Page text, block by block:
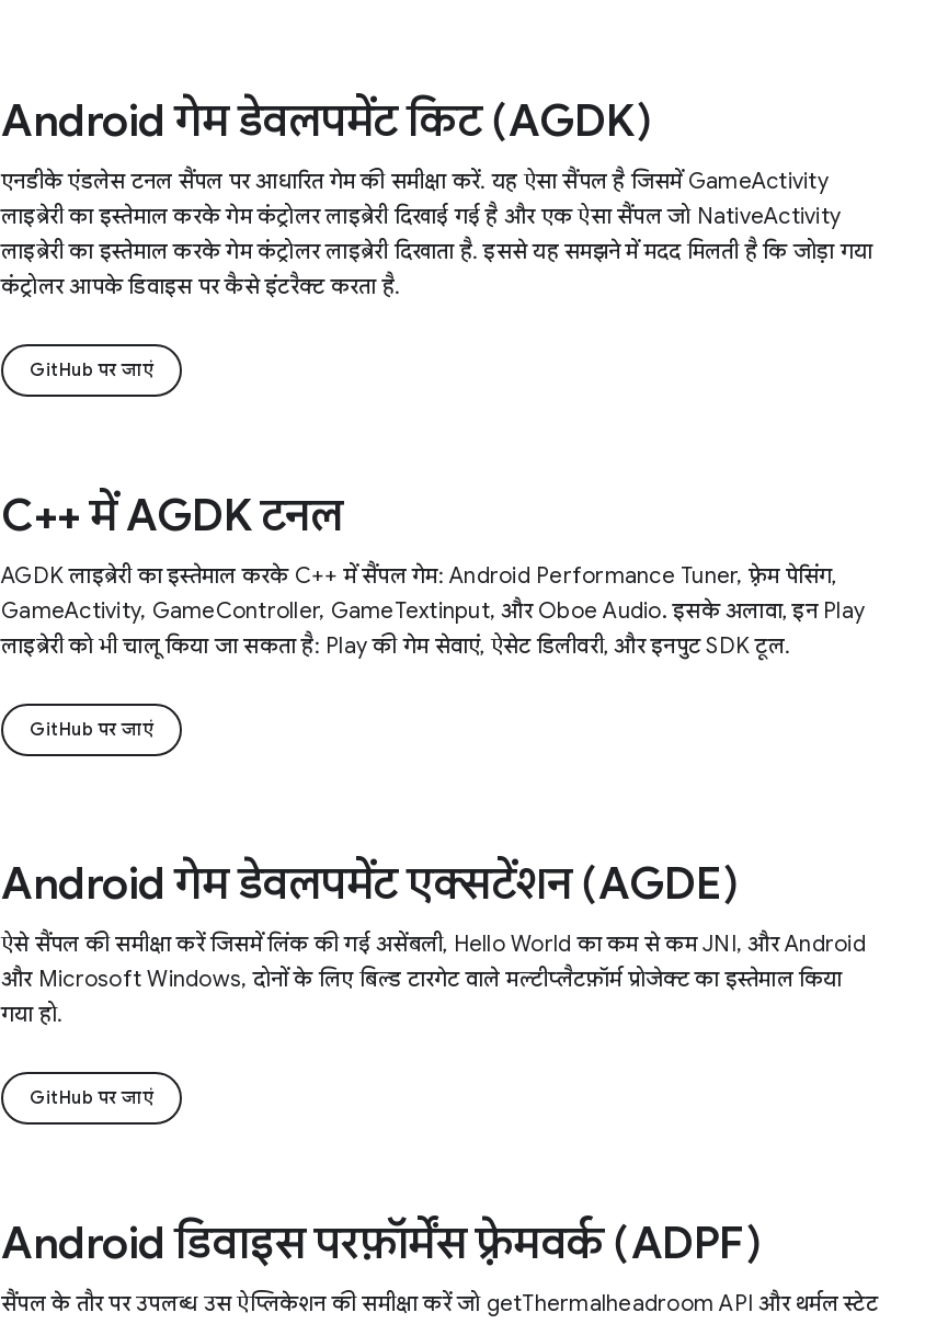
Android गेम डेवलपमेंट किट (AGDK)
एनडीके एंडलेस टनल सैंपल पर आधारित गेम की समीक्षा करें. यह ऐसा सैंपल है जिसमें GameActivity
लाइब्रेरी का इस्तेमाल करके गेम कंट्रोलर लाइब्रेरी दिखाई गई है और एक ऐसा सैंपल जो NativeActivity
लाइब्रेरी का इस्तेमाल करके गेम कंट्रोलर लाइब्रेरी दिखाता है. इससे यह समझने में मदद मिलती है कि जोड़ा गया
कंट्रोलर आपके डिवाइस पर कैसे इंटरैक्ट करता है.
GitHub पर जाएं
C++ में AGDK टनल
AGDK लाइब्रेरी का इस्तेमाल करके C++ में सैंपल गेम: Android Performance Tuner, फ़्रेम पेसिंग,
GameActivity, GameController, GameTextinput, और Oboe Audio. इसके अलावा, इन Play
लाइब्रेरी को भी चालू किया जा सकता है: Play की गेम सेवाएं, ऐसेट डिलीवरी, और इनपुट SDK टूल.
GitHub पर जाएं
Android गेम डेवलपमेंट एक्सटेंशन (AGDE)
ऐसे सैंपल की समीक्षा करें जिसमें लिंक की गई असेंबली, Hello World का कम से कम JNI, और Android
और Microsoft Windows, दोनों के लिए बिल्ड टारगेट वाले मल्टीप्लैटफ़ॉर्म प्रोजेक्ट का इस्तेमाल किया
गया हो.
GitHub पर जाएं
Android डिवाइस परफ़ॉर्मेंस फ़्रेमवर्क (ADPF)
सैंपल के तौर पर उपलब्ध उस ऐप्लिकेशन की समीक्षा करें जो getThermalheadroom API और थर्मल स्टेट